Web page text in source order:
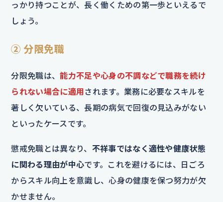
っかり持つことが、長く働くための第一歩といえるで
しょう。
② 分限免職
分限免職は、能力不足や心身の不調などで職務を続け
られない場合に適用 されます。業務に必要なスキルを
著しく欠いている、長期の病気で回復の見込みがない
といったケースです。
懲戒免職とは異なり、 不祥事ではなく適性や健康状態
に関わる理由が中心です。これを避けるには、日ごろ
からスキル向上を意識し、心身の健康を保つ努力が欠
かせません。